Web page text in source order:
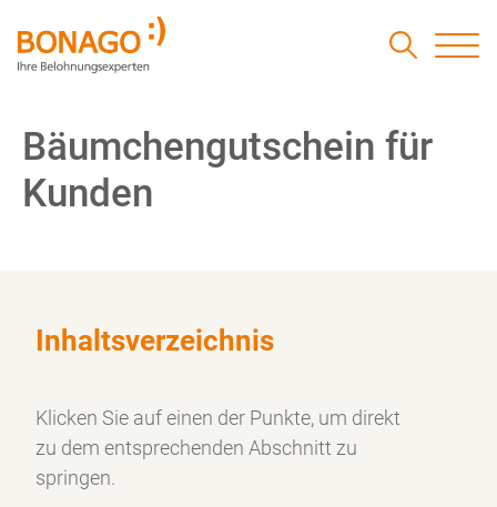
Bäumchengutschein für
Kunden
Inhaltsverzeichnis
Klicken Sie auf einen der Punkte, um direkt
zu dem entsprechenden Abschnitt zu
springen.